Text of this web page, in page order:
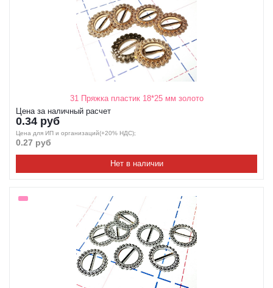
31 Пряжка пластик 18*25 мм золото
Цена за наличный расчет
0.34 руб
Цена для ИП и организаций(+20% НДС);
0.27 руб
Нет в наличии